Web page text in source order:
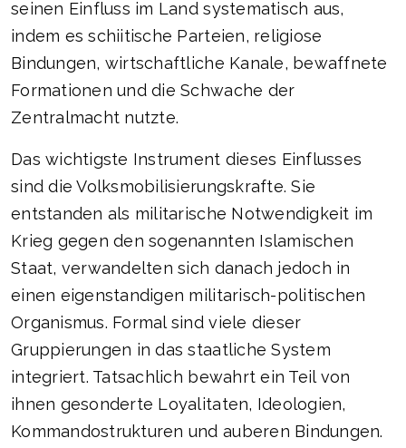
seinen Einfluss im Land systematisch aus,
indem es schiitische Parteien, religiose
Bindungen, wirtschaftliche Kanale, bewaffnete
Formationen und die Schwache der
Zentralmacht nutzte.
Das wichtigste Instrument dieses Einflusses
sind die Volksmobilisierungskrafte. Sie
entstanden als militarische Notwendigkeit im
Krieg gegen den sogenannten Islamischen
Staat, verwandelten sich danach jedoch in
einen eigenstandigen militarisch-politischen
Organismus. Formal sind viele dieser
Gruppierungen in das staatliche System
integriert. Tatsachlich bewahrt ein Teil von
ihnen gesonderte Loyalitaten, Ideologien,
Kommandostrukturen und auberen Bindungen.